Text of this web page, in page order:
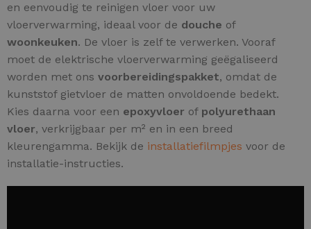
en eenvoudig te reinigen vloer voor uw
vloerverwarming, ideaal voor de douche of
woonkeuken. De vloer is zelf te verwerken. Vooraf
moet de elektrische vloerverwarming geëgaliseerd
worden met ons voorbereidingspakket, omdat de
kunststof gietvloer de matten onvoldoende bedekt.
Kies daarna voor een epoxyvloer of polyurethaan
vloer, verkrijgbaar per m² en in een breed
kleurengamma. Bekijk de installatiefilmpjes voor de
installatie-instructies.